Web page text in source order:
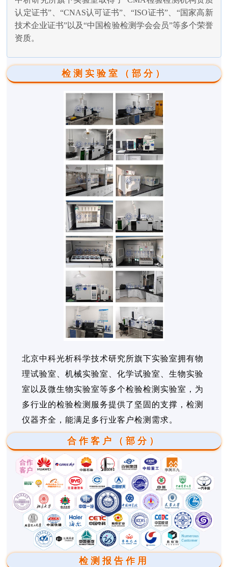
认定证书”、“CNAS认可证书”、“ISO证书”、“国家高新
技术企业证书”以及“中国检验检测学会会员”等多个荣誉
资质。
检测实验室（部分）
北京中科光析科学技术研究所旗下实验室拥有物
理试验室、机械实验室、化学试验室、生物实验
室以及微生物实验室等多个检验检测实验室，为
多行业的检验检测服务提供了坚固的支撑，检测
仪器齐全，能满足多行业客户检测需求。
合作客户（部分）
检测报告作用